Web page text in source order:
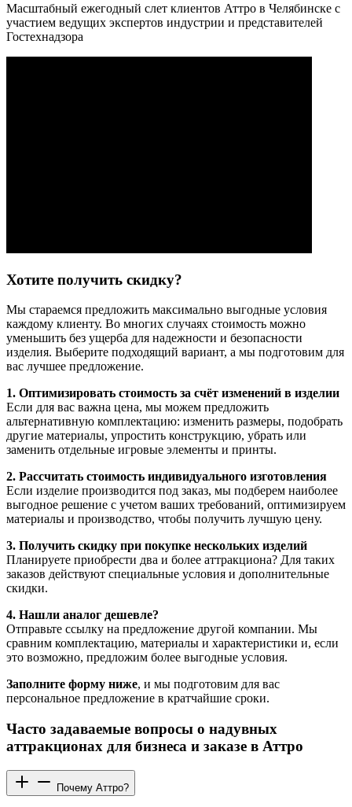
Масштабный ежегодный слет клиентов Аттро в Челябинске с
участием ведущих экспертов индустрии и представителей
Гостехнадзора
Хотите получить скидку?
Мы стараемся предложить максимально выгодные условия
каждому клиенту. Во многих случаях стоимость можно
уменьшить без ущерба для надежности и безопасности
изделия. Выберите подходящий вариант, а мы подготовим для
вас лучшее предложение.
1. Оптимизировать стоимость за счёт изменений в изделии
Если для вас важна цена, мы можем предложить
альтернативную комплектацию: изменить размеры, подобрать
другие материалы, упростить конструкцию, убрать или
заменить отдельные игровые элементы и принты.
2. Рассчитать стоимость индивидуального изготовления
Если изделие производится под заказ, мы подберем наиболее
выгодное решение с учетом ваших требований, оптимизируем
материалы и производство, чтобы получить лучшую цену.
3. Получить скидку при покупке нескольких изделий
Планируете приобрести два и более аттракциона? Для таких
заказов действуют специальные условия и дополнительные
скидки.
4. Нашли аналог дешевле?
Отправьте ссылку на предложение другой компании. Мы
сравним комплектацию, материалы и характеристики и, если
это возможно, предложим более выгодные условия.
Заполните форму ниже, и мы подготовим для вас
персональное предложение в кратчайшие сроки.
Часто задаваемые вопросы о надувных
аттракционах для бизнеса и заказе в Аттро
Почему Аттро?